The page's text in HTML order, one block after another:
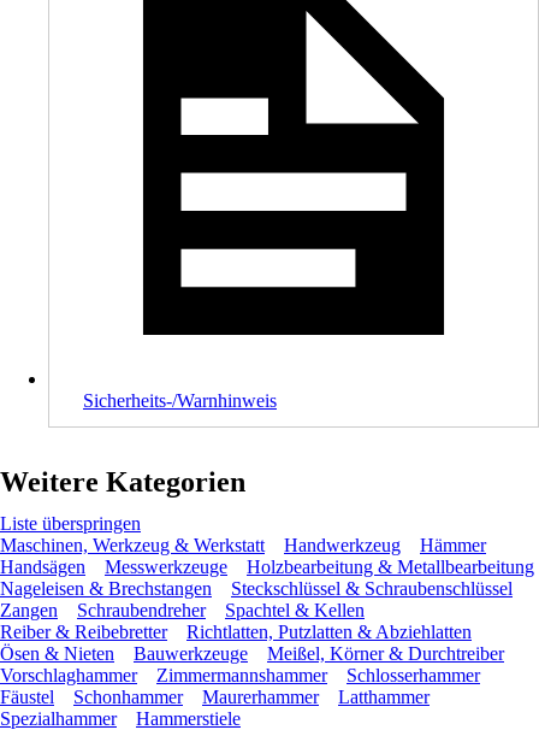
Sicherheits-/Warnhinweis
Weitere Kategorien
Liste überspringen
Maschinen, Werkzeug & Werkstatt
Handwerkzeug
Hämmer
Handsägen
Messwerkzeuge
Holzbearbeitung & Metallbearbeitung
Nageleisen & Brechstangen
Steckschlüssel & Schraubenschlüssel
Zangen
Schraubendreher
Spachtel & Kellen
Reiber & Reibebretter
Richtlatten, Putzlatten & Abziehlatten
Ösen & Nieten
Bauwerkzeuge
Meißel, Körner & Durchtreiber
Vorschlaghammer
Zimmermannshammer
Schlosserhammer
Fäustel
Schonhammer Maurerhammer
Latthammer
Spezialhammer
Hammerstiele